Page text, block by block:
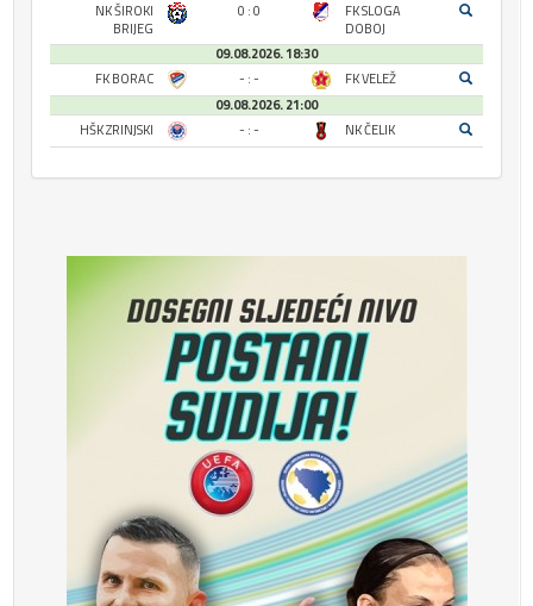
NK ŠIROKI
BRIJEG
0 : 0
FK SLOGA
DOBOJ
09.08.2026. 18:30
FK BORAC
- : -
FK VELEŽ
09.08.2026. 21:00
HŠK ZRINJSKI
- : - NK ČELIK